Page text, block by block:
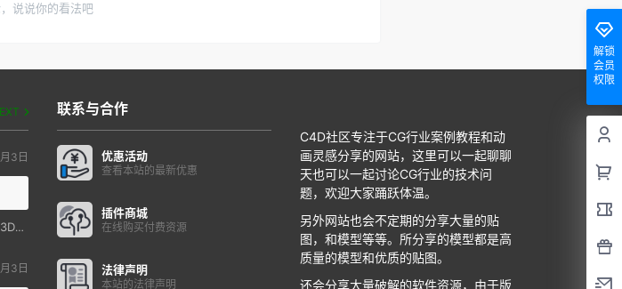
说说你的看法吧
解锁
会员
权限
3日
件
3日
联系与合作
优惠活动
查看本站的最新优惠
插件商城
在线购买付费资源
法律声明
本站的法律声明
C4D社区专注于CG行业案例教程和动
画灵感分享的网站，这里可以一起聊聊
天也可以一起讨论CG行业的技术问
题，欢迎大家踊跃体温。
另外网站也会不定期的分享大量的贴
图，和模型等等。所分享的模型都是高
质量的模型和优质的贴图。
还会分享大量破解的软件资源，由于版